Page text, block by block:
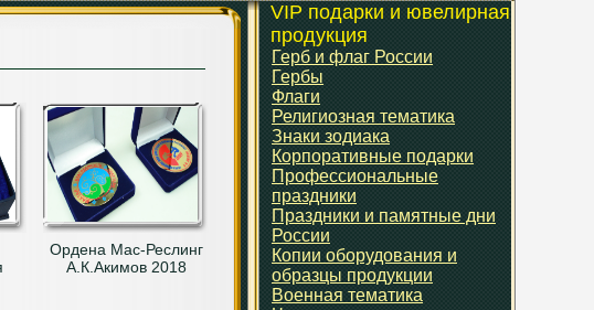
Ордена Мас-Реслинг
А.К.Акимов 2018
VIP подарки и ювелирная
продукция
Герб и флаг России
Гербы
Флаги
Религиозная тематика
Знаки зодиака
Корпоративные подарки
Профессиональные
праздники
Праздники и памятные дни
России
Копии оборудования и
образцы продукции
Военная тематика